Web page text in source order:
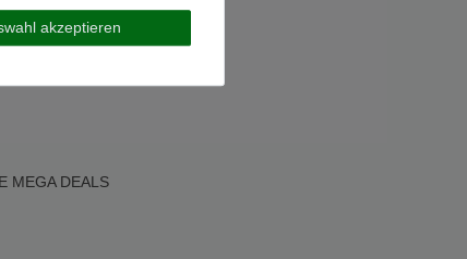
MEGA DEALS
akzeptieren